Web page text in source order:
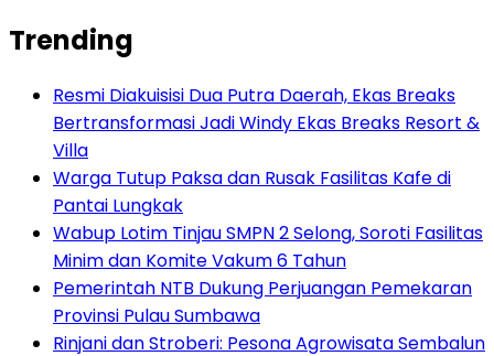
Trending
Resmi Diakuisisi Dua Putra Daerah, Ekas Breaks
Bertransformasi Jadi Windy Ekas Breaks Resort &
Villa
Warga Tutup Paksa dan Rusak Fasilitas Kafe di
Pantai Lungkak
Wabup Lotim Tinjau SMPN 2 Selong, Soroti Fasilitas
Minim dan Komite Vakum 6 Tahun
Pemerintah NTB Dukung Perjuangan Pemekaran
Provinsi Pulau Sumbawa
Rinjani dan Stroberi: Pesona Agrowisata Sembalun